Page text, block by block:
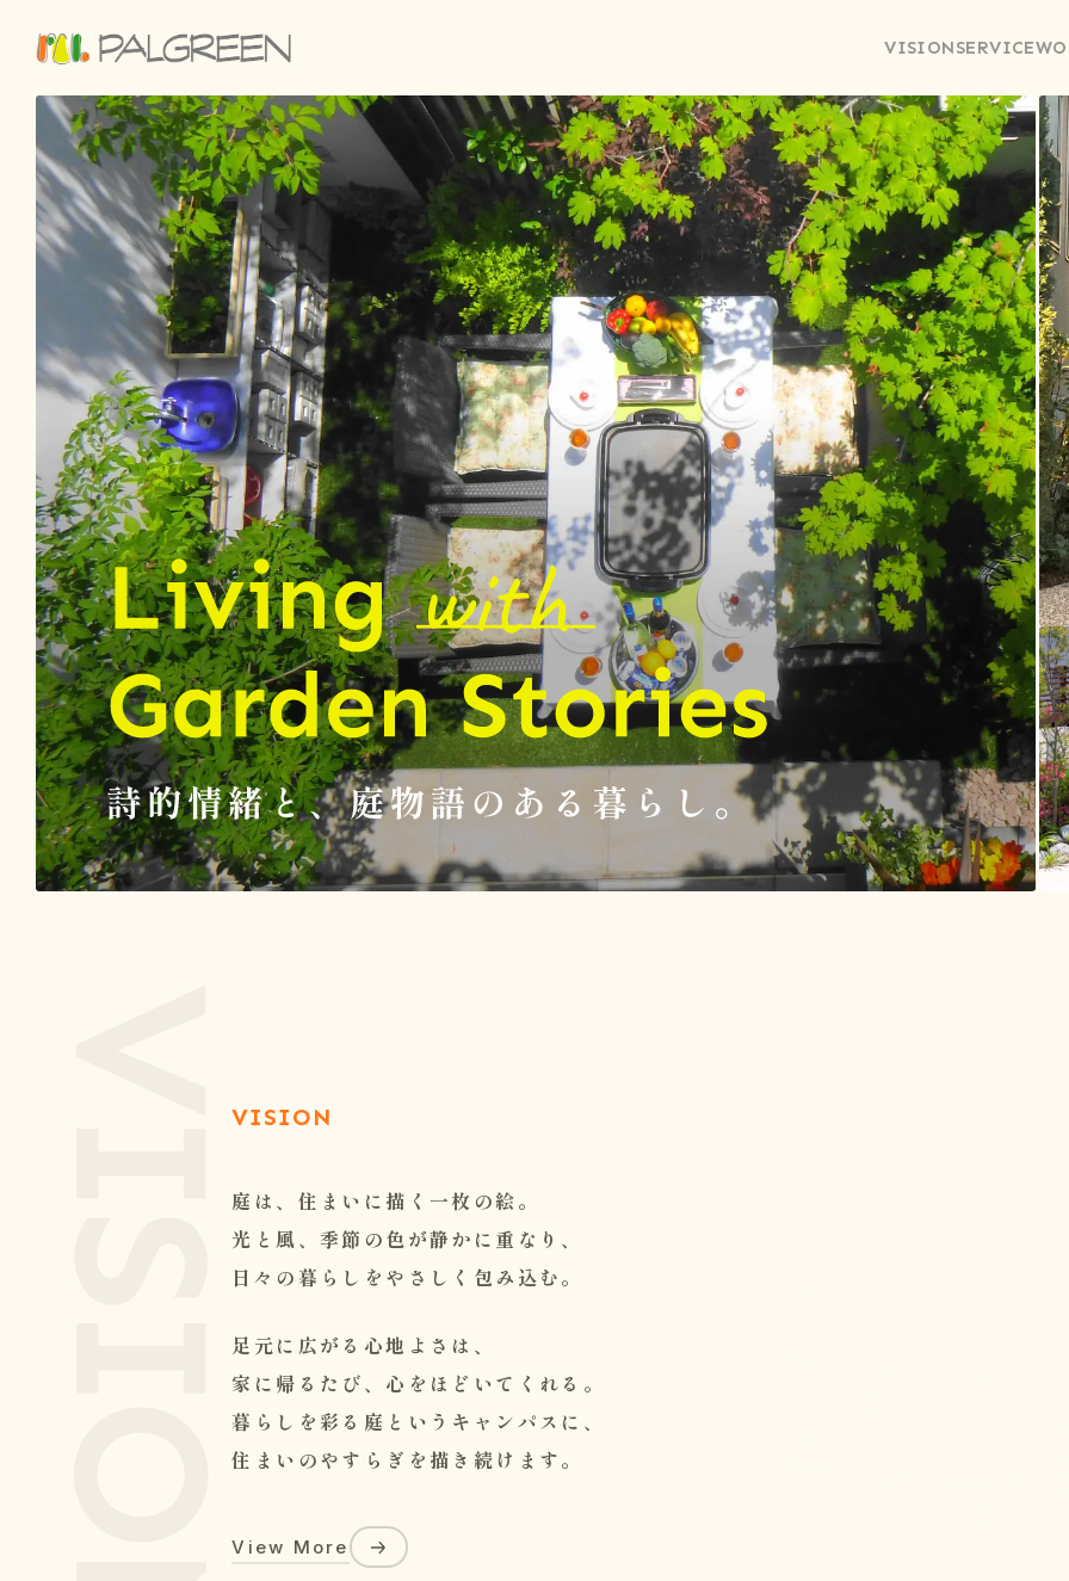
VISIONSERVICE
Living with Garden Stories 詩的情緒と、庭物語のある暮らし。
VISION
庭は、住まいに描く一枚の絵。
光と風、季節の色が静かに重なり、
日々の暮らしをやさしく包み込む。
足元に広がる心地よさは、
家に帰るたび、心をほどいてくれる。
暮らしを彩る庭というキャンパスに、
住まいのやすらぎを描き続けます。
View More